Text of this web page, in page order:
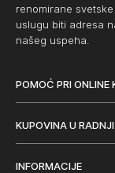
renomirane
uslugu biti adresa
našeg uspeha.
POMOĆ PRI ONLINE
KUPOVINA U RADNJI
INFORMACIJE